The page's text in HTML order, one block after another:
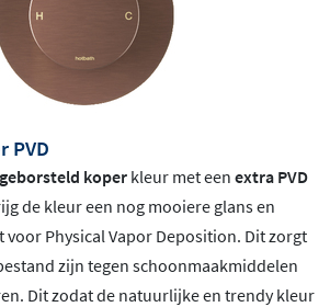
PVD
geborsteld koper kleur met een extra PVD
de kleur een nog mooiere glans en
voor Physical Vapor Deposition. Dit zorgt
zijn tegen schoonmaakmiddelen
Dit zodat de natuurlijke en trendy kleur